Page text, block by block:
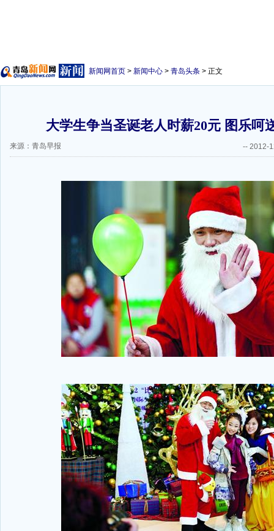
新闻网首页 > 新闻中心 > 青岛头条 > 正文
大学生争当圣诞老人时薪20元 图乐呵
来源：青岛早报 -- 2012-